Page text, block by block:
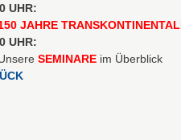
UHR:
JAHRE
UHR:
SEMINAREim Überblick